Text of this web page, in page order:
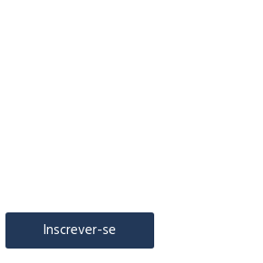
Inscrever-se